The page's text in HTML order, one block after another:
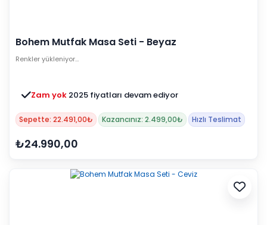
Bohem Mutfak Masa Seti - Beyaz
Renkler yükleniyor…
Zam yok 2025 fiyatları devam ediyor
Sepette: 22.491,00₺ Kazancınız: 2.499,00₺ Hızlı Teslimat
₺24.990,00